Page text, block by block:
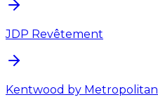
JDP Revêtement
Kentwood by Metropolitan